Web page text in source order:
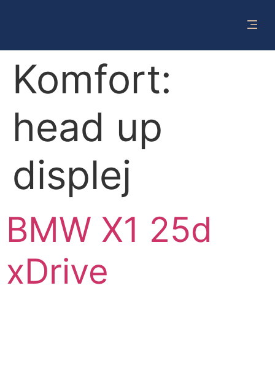
Komfort:
head up
displej
BMW X1 25d
xDrive